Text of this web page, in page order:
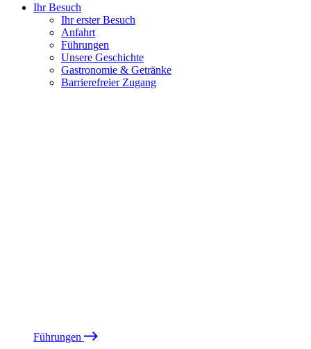
Ihr Besuch
Ihr erster Besuch
Anfahrt
Führungen
Unsere Geschichte
Gastronomie & Getränke
Barrierefreier Zugang
Führungen